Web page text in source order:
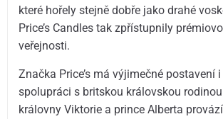
které hořely stejně dobře jako drahé
Price’s Candles tak zpřístupnily
veřejnosti.
Značka Price’s má výjimečné postavení
spolupráci s britskou královskou
královny Viktorie a prince Alberta